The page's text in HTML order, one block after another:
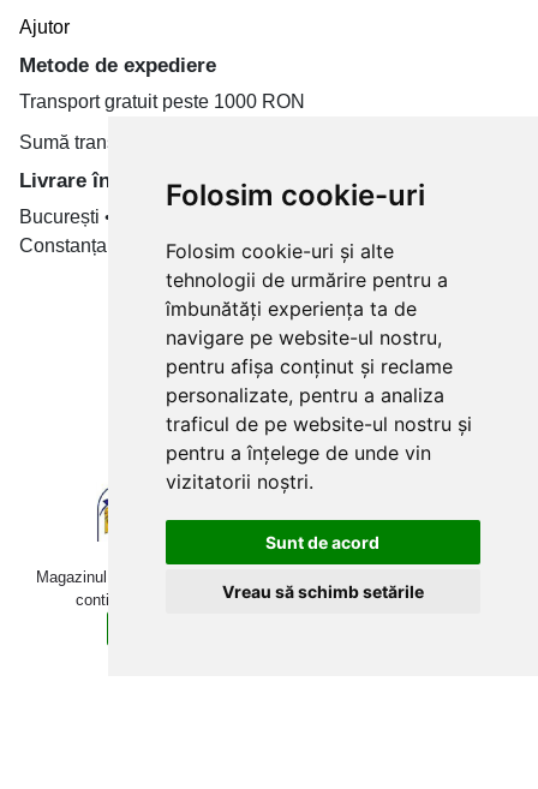
Folosim cookie-uri
Folosim cookie-uri și alte
tehnologii de urmărire pentru a
îmbunătăți experiența ta de
navigare pe website-ul nostru,
pentru afișa conținut și reclame
personalizate, pentru a analiza
traficul de pe website-ul nostru și
pentru a înțelege de unde vin
vizitatorii noștri.
Sunt de acord
Vreau să schimb setările
Magazinul online betoniera-roaba.ro folosește cookies. Navigând în
continuare, îți exprimi acordul pentru folosirea acestora.
Ajutor
Metode de expediere
Transport gratuit peste 1000 RON
Sumă transport de la 19.99 RON
Livrare în toate țară
București • Cluj-Napoca • Brașov • Timișoara • Iași •
Constanța • Craiova
Plăți cu card bancar prin